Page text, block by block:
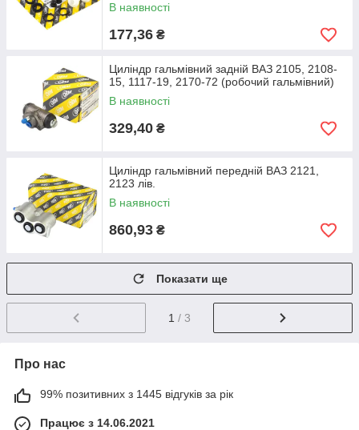
В наявності
177,36 ₴
Циліндр гальмівний задній ВАЗ 2105, 2108-
15, 1117-19, 2170-72 (робочий гальмівний)
В наявності
329,40 ₴
Циліндр гальмівний передній ВАЗ 2121,
2123 лів.
В наявності
860,93 ₴
Показати ще
1 / 3
Про нас
99% позитивних з 1445 відгуків за рік
Працює з 14.06.2021